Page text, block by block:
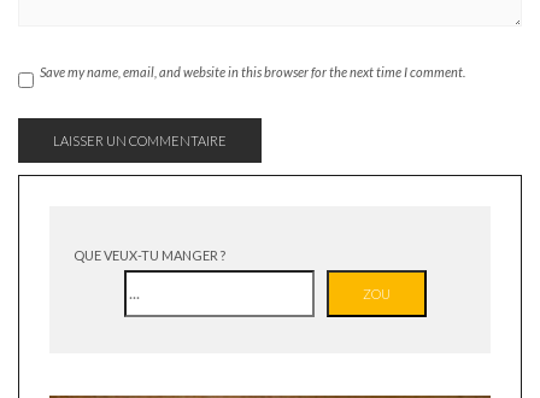
Save my name, email, and website in this browser for the next time I comment.
QUE VEUX-TU MANGER ?
ZOU